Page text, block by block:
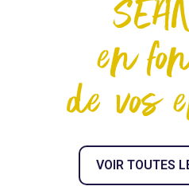
en
de vos
VOIR TOUTES